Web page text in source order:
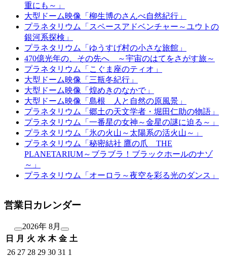
重にも～」
大型ドーム映像「柳生博のさんべ自然紀行」
プラネタリウム「スペースアドベンチャー～ユウトの
銀河系探検」
プラネタリウム「ゆうすげ村の小さな旅館」
470億光年の、その先へ ～宇宙のはてをさがす旅～
プラネタリウム「こぐま座のティオ」
大型ドーム映像「三瓶冬紀行」
大型ドーム映像「煌めきのなかで」
大型ドーム映像「島根 人と自然の原風景」
プラネタリウム「郷土の天文学者・堀田仁助の物語」
プラネタリウム「一番星の女神～金星の謎に迫る～」
プラネタリウム「氷の火山～太陽系の活火山～」
プラネタリウム「秘密結社 鷹の爪 THE
PLANETARIUM～ブラブラ！ブラックホールのナゾ
～」
プラネタリウム「オーロラ～夜空を彩る光のダンス」
営業日カレンダー
2026年 8月
日
月 火 水 木 金 土
26 27 28 29 30 31 1